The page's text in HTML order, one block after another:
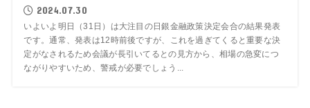
2024.07.30
いよいよ明日（31日）は大注目の日銀金融政策決定会合の結果発表
です。通常、発表は12時前後ですが、これを過ぎてくると重要な決
定がなされるため会議が長引いてるとの見方から、相場の急変につ
ながりやすいため、警戒が必要でしょう...